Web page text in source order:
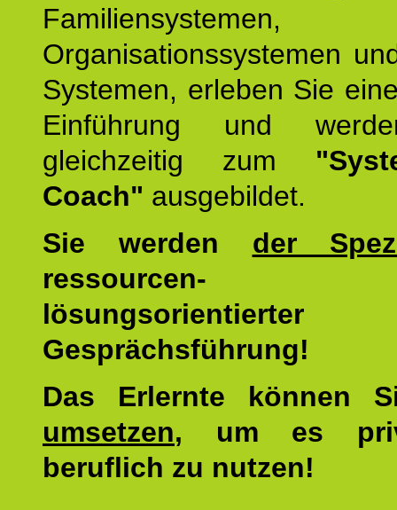
Familiensystemen,
Organisationssystemen
Systemen, erleben Sie
Einführung und
gleichzeitig zum
Coach" ausgebildet.
Sie werden der
lösungsorientierter
Gesprächsführung!
Das Erlernte können
umsetzen, um es
beruflich zu nutzen!